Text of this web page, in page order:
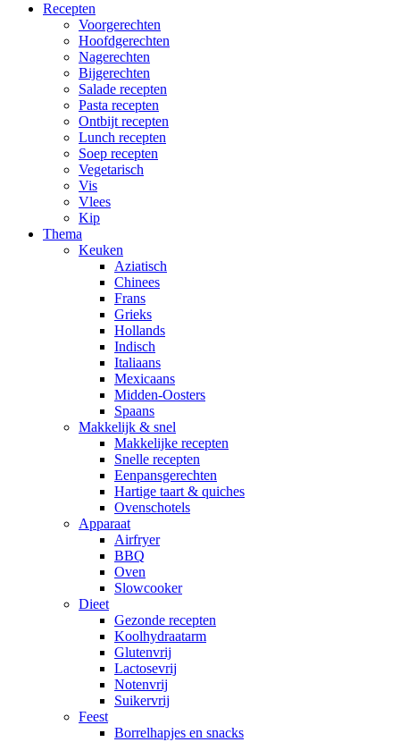
Recepten
Voorgerechten
Hoofdgerechten
Nagerechten
Bijgerechten
Salade recepten
Pasta recepten
Ontbijt recepten
Lunch recepten
Soep recepten
Vegetarisch
Vis
Vlees
Kip
Thema
Keuken
Aziatisch
Chinees
Frans
Grieks
Hollands
Indisch
Italiaans
Mexicaans
Midden-Oosters
Spaans
Makkelijk & snel
Makkelijke recepten
Snelle recepten
Eenpansgerechten
Hartige taart & quiches
Ovenschotels
Apparaat
Airfryer
BBQ
Oven
Slowcooker
Dieet
Gezonde recepten
Koolhydraatarm
Glutenvrij
Lactosevrij
Notenvrij
Suikervrij
Feest
Borrelhapjes en snacks